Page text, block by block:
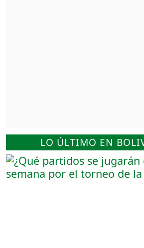
LO ÚLTIMO EN